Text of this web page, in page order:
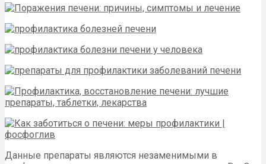
Данные препараты являются незаменимыми в